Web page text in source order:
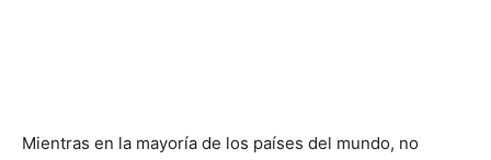
Mientras en la mayoría de los países del mundo, no